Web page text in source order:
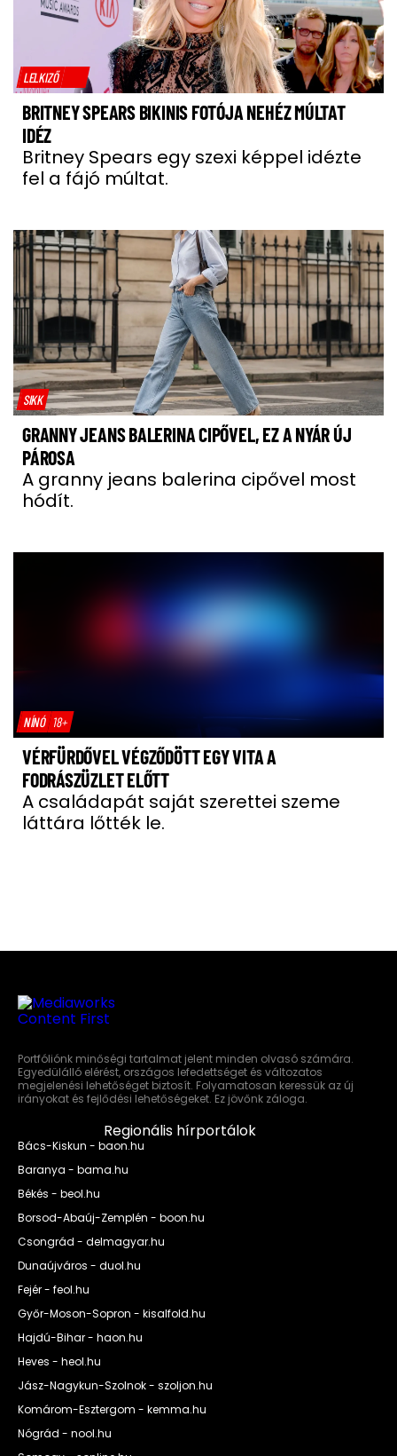
LELKIZŐ
BRITNEY SPEARS BIKINIS FOTÓJA NEHÉZ MÚLTAT
IDÉZ
Britney Spears egy szexi képpel idézte
fel a fájó múltat.
SIKK
GRANNY JEANS BALERINA CIPŐVEL, EZ A NYÁR ÚJ
PÁROSA
A granny jeans balerina cipővel most
hódít.
NÍNÓ 18+
VÉRFÜRDŐVEL VÉGZŐDÖTT EGY VITA A
FODRÁSZÜZLET ELŐTT
A családapát saját szerettei szeme
láttára lőtték le.
Portfóliónk minőségi tartalmat jelent minden olvasó számára.
Egyedülálló elérést, országos lefedettséget és változatos
megjelenési lehetőséget biztosít. Folyamatosan keressük az új
irányokat és fejlődési lehetőségeket. Ez jövőnk záloga.
Regionális hírportálok
Bács-Kiskun - baon.hu
Baranya - bama.hu
Békés - beol.hu
Borsod-Abaúj-Zemplén - boon.hu
Csongrád - delmagyar.hu
Dunaújváros - duol.hu
Fejér - feol.hu
Győr-Moson-Sopron - kisalfold.hu
Hajdú-Bihar - haon.hu
Heves - heol.hu
Jász-Nagykun-Szolnok - szoljon.hu
Komárom-Esztergom - kemma.hu
Nógrád - nool.hu